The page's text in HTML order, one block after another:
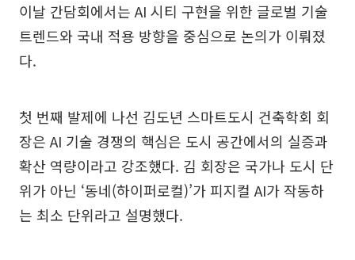
이날 간담회에서는 AI 시티 구현을 위한 글로벌 기술
트렌드와 국내 적용 방향을 중심으로 논의가 이뤄졌
다.
첫 번째 발제에 나선 김도년 스마트도시 건축학회 회
장은 AI 기술 경쟁의 핵심은 도시 공간에서의 실증과
확산 역량이라고 강조했다. 김 회장은 국가나 도시 단
위가 아닌 ‘동네(하이퍼로컬)’가 피지컬 AI가 작동하
는 최소 단위라고 설명했다.